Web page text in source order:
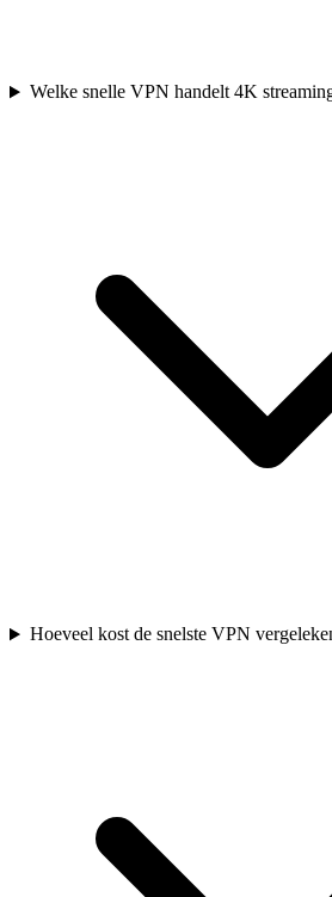
Welke snelle VPN handelt 4K
Hoeveel kost de snelste VPN